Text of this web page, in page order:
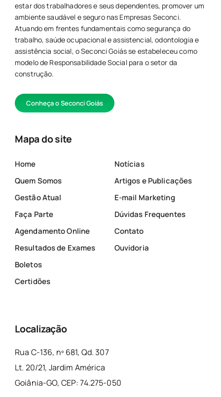
estar dos trabalhadores e seus dependentes, promover um
ambiente saudável e seguro nas Empresas Seconci.
Atuando em frentes fundamentais como segurança do
trabalho, saúde ocupacional e assistencial, odontologia e
assistência social, o Seconci Goiás se estabeleceu como
modelo de Responsabilidade Social para o setor da
construção.
Conheça o Seconci Goiás
Mapa do site
Home
Quem Somos
Gestão Atual
Faça Parte
Agendamento Online
Resultados de Exames
Boletos
Certidões
Notícias
Artigos e Publicações
E-mail Marketing
Dúvidas Frequentes
Contato
Ouvidoria
Localização
Rua C-136, nº 681, Qd. 307
Lt. 20/21, Jardim América
Goiânia-GO, CEP: 74.275-050